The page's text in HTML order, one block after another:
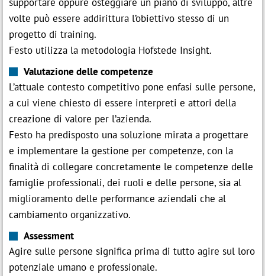
volte può essere addirittura l’obiettivo stesso di un
progetto di training.
Festo utilizza la metodologia Hofstede Insight.
Valutazione delle competenze
L’attuale contesto competitivo pone enfasi sulle persone,
a cui viene chiesto di essere interpreti e attori della
creazione di valore per l’azienda.
Festo ha predisposto una soluzione mirata a progettare
e implementare la gestione per competenze, con la
finalità di collegare concretamente le competenze delle
famiglie professionali, dei ruoli e delle persone, sia al
miglioramento delle performance aziendali che al
cambiamento organizzativo.
Assessment
Agire sulle persone significa prima di tutto agire sul loro
potenziale umano e professionale.